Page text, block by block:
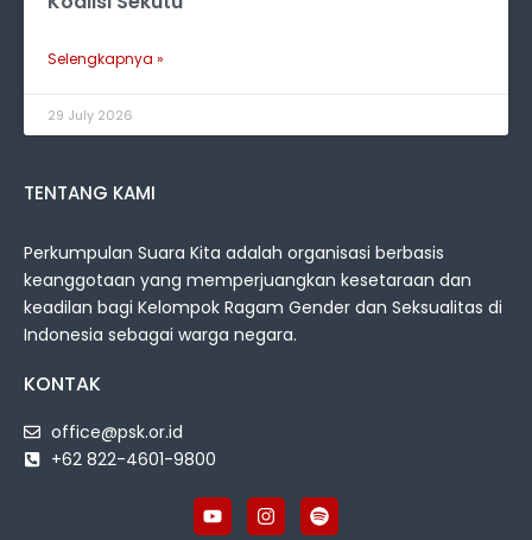
Selengkapnya »
29 July 2026
TENTANG KAMI
Perkumpulan Suara Kita adalah organisasi berbasis
keanggotaan yang memperjuangkan kesetaraan dan
keadilan bagi Kelompok Ragam Gender dan Seksualitas di
Indonesia sebagai warga negara.
KONTAK
office@psk.or.id
+62 822-4601-9800